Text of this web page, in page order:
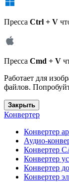
Пресса Ctrl + V
Пресса Cmd + V
Работает для
файлов.
Закрыть
Конвертер
Конвертер
Аудио-
Конвертер
Конвертер
Конвертер
Конвертер